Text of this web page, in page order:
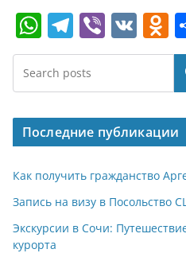
W
h
at
s
A
p
p
T
el
e
gr
a
m
Vi
b
V
K d
o
a
Последние публикации
Как получить гражданство
Запись на визу в Посольство
Экскурсии в Сочи:
курорта